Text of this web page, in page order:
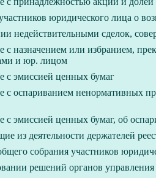
юридического лица о
недействительными сделок,
с назначением или избранием,
и юр. лицом
с эмиссией ценных бумаг
с оспариванием ненормативных
с эмиссией ценных бумаг, об
из деятельности держателей
собрания участников
решений органов